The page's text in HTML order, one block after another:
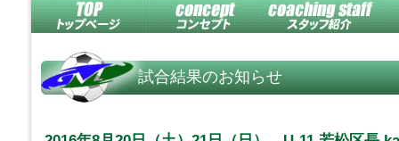
試合結果のお知らせ